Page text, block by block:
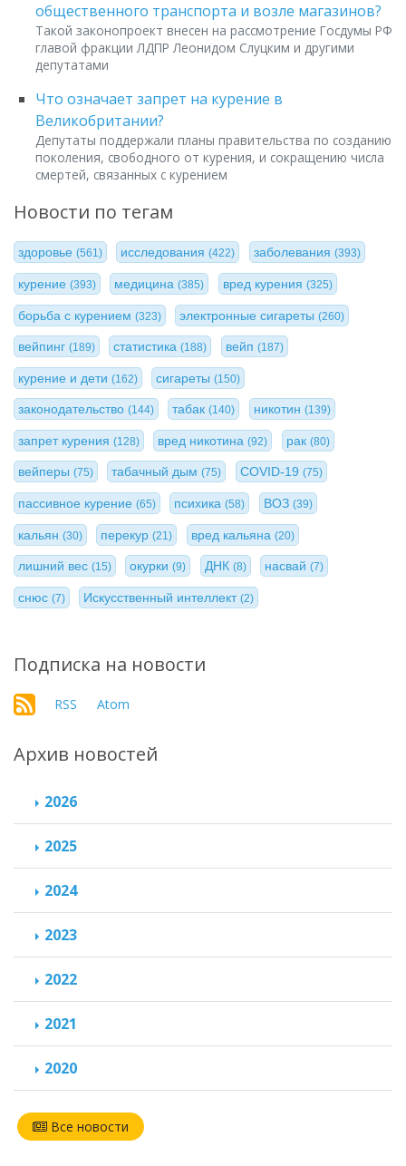
общественного транспорта и возле магазинов?
Такой законопроект внесен на рассмотрение Госдумы РФ
главой фракции ЛДПР Леонидом Слуцким и другими
депутатами
Что означает запрет на курение в
Великобритании?
Депутаты поддержали планы правительства по созданию
поколения, свободного от курения, и сокращению числа
смертей, связанных с курением
Новости по тегам
здоровье (561) исследования(422) заболевания (393)
курение (393) медицина(385) вред курения (325)
борьба с курением (323) электронные сигареты(260)
вейпинг (189) статистика(188) вейп (187)
курение и дети (162) сигареты(150)
законодательство (144) табак(140) никотин (139)
запрет курения (128) вред никотина(92) рак (80)
вейперы (75) табачный дым(75) COVID-19 (75)
пассивное курение (65) психика(58) ВОЗ (39)
кальян (30) перекур(21) вред кальяна (20)
лишний вес (15) окурки(9) ДНК (8) насвай(7)
снюс (7) Искусственный интеллект(2)
Подписка на новости
RSS Atom
Архив новостей
2026
2025
2024
2023
2022
2021
2020
Все новости